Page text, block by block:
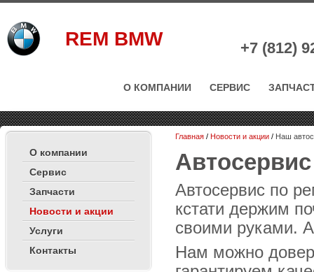
REM BMW +7 (812)
О КОМПАНИИ СЕРВИС
О компании
Сервис
Запчасти
Новости и акции
Услуги
Контакты
Главная / Новости и акции / Наш
Автосервис по
кстати держим
своими руками.
Нам можно